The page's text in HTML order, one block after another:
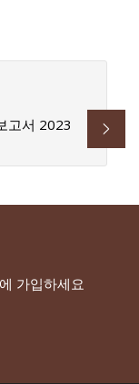
고서 2023
가입하세요